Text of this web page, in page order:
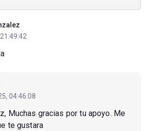
04:46:08
Muchas gracias por tu apoyo. Me
te gustara